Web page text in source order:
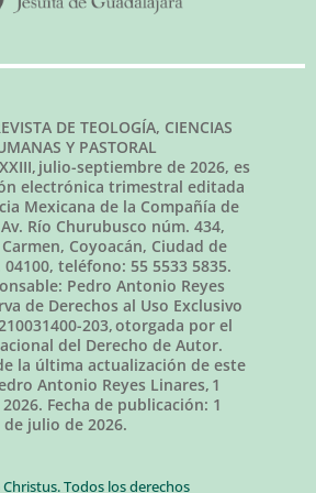
DE TEOLOGÍA, CIENCIAS
Y PASTORAL
julio-septiembre de 2026, es
electrónica trimestral editada
Mexicana de la Compañía de
Av. Río Churubusco núm. 434,
Coyoacán, Ciudad de
04100, teléfono: 55 5533 5835.
Pedro Antonio Reyes
de Derechos al Uso Exclusivo
203, otorgada por el
del Derecho de Autor.
la última actualización de este
Antonio Reyes Linares, 1
. Fecha de publicación: 1
de julio de 2026.
Christus. Todos los derechos